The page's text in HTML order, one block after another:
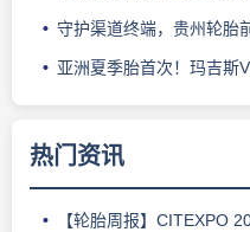
守护渠道终端，贵州轮胎前
亚洲夏季胎首次！玛吉斯
热门资讯
【轮胎周报】CITEXPO 2026下月开展；省委书记调研